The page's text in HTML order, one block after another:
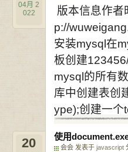
04月 2
022
版本信息作
p://
安装mysql在
板创建
mysql的所有
库中创建表创
ype);创建一
使用
会会 发表于 javascript
20